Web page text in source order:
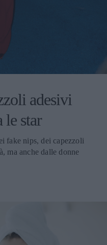
adesivi
le star
fake nips, dei capezzoli
ma anche dalle donne